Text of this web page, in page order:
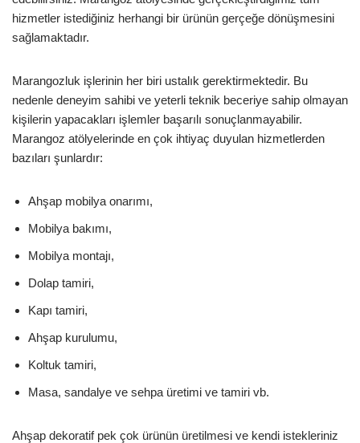
hizmetler istediğiniz herhangi bir ürünün gerçeğe dönüşmesini
sağlamaktadır.
Marangozluk işlerinin her biri ustalık gerektirmektedir. Bu
nedenle deneyim sahibi ve yeterli teknik beceriye sahip olmayan
kişilerin yapacakları işlemler başarılı sonuçlanmayabilir.
Marangoz atölyelerinde en çok ihtiyaç duyulan hizmetlerden
bazıları şunlardır:
Ahşap mobilya onarımı,
Mobilya bakımı,
Mobilya montajı,
Dolap tamiri,
Kapı tamiri,
Ahşap kurulumu,
Koltuk tamiri,
Masa, sandalye ve sehpa üretimi ve tamiri vb.
Ahşap dekoratif pek çok ürünün üretilmesi ve kendi istekleriniz